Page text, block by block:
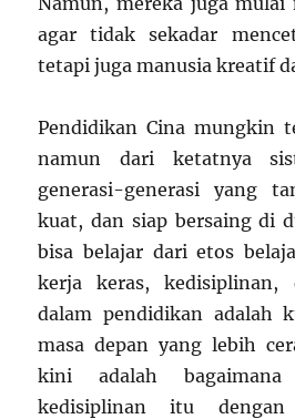
agar tidak sekadar
tetapi juga manusia kreatif
Pendidikan Cina mungkin
namun dari ketatnya
generasi-generasi yang
kuat, dan siap bersaing di
bisa belajar dari etos
kerja keras, kedisiplinan,
dalam pendidikan adalah
masa depan yang lebih
kini adalah bagaimana
kedisiplinan itu